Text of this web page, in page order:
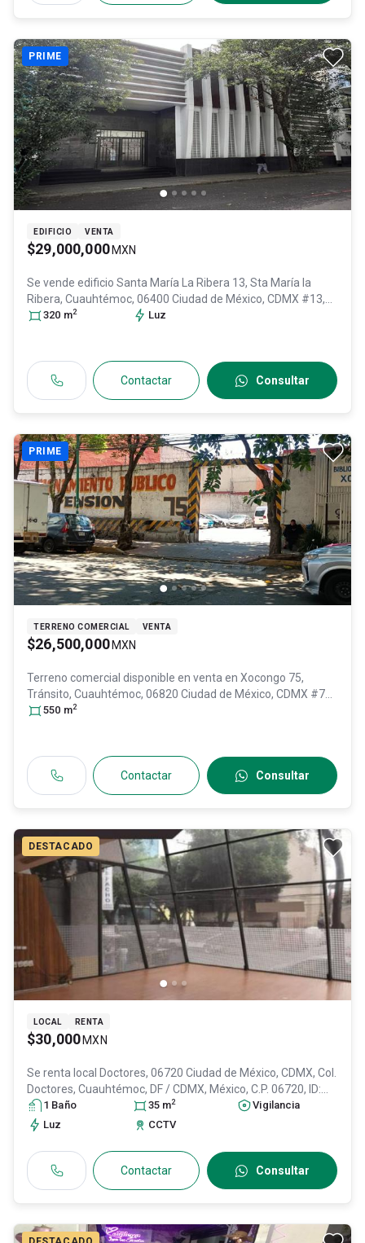
PRIME
EDIFICIO VENTA
$29,000,000 MXN
Se vende edificio Santa María La Ribera 13, Sta María la
Ribera, Cuauhtémoc, 06400 Ciudad de México, CDMX #13,
Col. Santa Maria La Ribera,
320 m2 Luz
Contactar Consultar
PRIME
TERRENO COMERCIAL VENTA
$26,500,000 MXN
Terreno comercial disponible en venta en Xocongo 75,
Tránsito, Cuauhtémoc, 06820 Ciudad de México, CDMX #75,
Col. Transito,
550 m2
Contactar Consultar
DESTACADO
LOCAL RENTA
$30,000 MXN
Se renta local Doctores, 06720 Ciudad de México, CDMX, Col.
Doctores, Cuauhtémoc, DF / CDMX, México, C.P. 06720, ID:
31602369
1 Baño 35 m2
Vigilancia
Luz
CCTV
Contactar Consultar